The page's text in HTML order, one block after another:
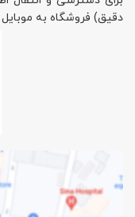
دقیق) فروشگاه به